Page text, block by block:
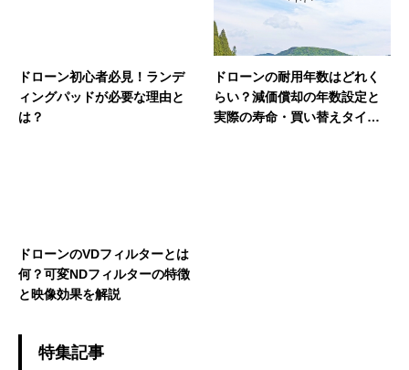
ドローン初心者必見！ランデ
ィングパッドが必要な理由と
は？
ドローンの耐用年数はどれく
らい？減価償却の年数設定と
実際の寿命・買い替えタイミ
ドローンのVDフィルターとは
何？可変NDフィルターの特徴
と映像効果を解説
特集記事